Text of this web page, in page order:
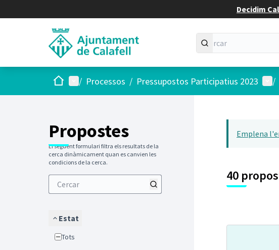
Decidim
Inici Menú principal
/ Processos / Pressupostos Participatius 2023 /
Propostes
El següent formulari filtra els resultats de la
cerca dinàmicament quan es canvien les
condicions de la cerca.
Estat
Tots
Emplena
40